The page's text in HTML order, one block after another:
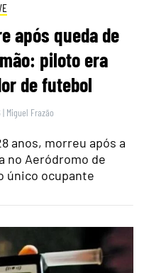
após queda de
piloto era
de futebol
| Miguel Frazão
anos, morreu após a
no Aeródromo de
único ocupante